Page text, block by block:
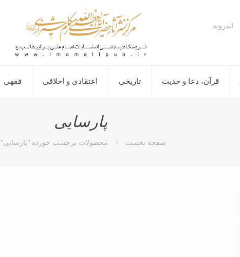
قرآن، دعا و حدیث تاریخی اعتقادی و اخلاقی فقهی
اندروید
پارسایی
صفحه نخست محصولات برچسب خورده “پارسایی”